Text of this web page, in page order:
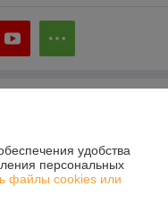
131, корп.1
удобства
персональных
файлы cookies или